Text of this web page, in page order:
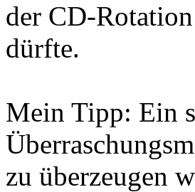
der CD-
dürfte.
Mein Tipp: Ein
zu überzeugen